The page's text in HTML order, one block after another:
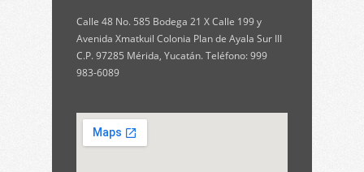
Calle 48 No. 585 Bodega 21 X Calle 199 y
Avenida Xmatkuil Colonia Plan de Ayala Sur III
C.P. 97285 Mérida, Yucatán. Teléfono: 999
983-6089